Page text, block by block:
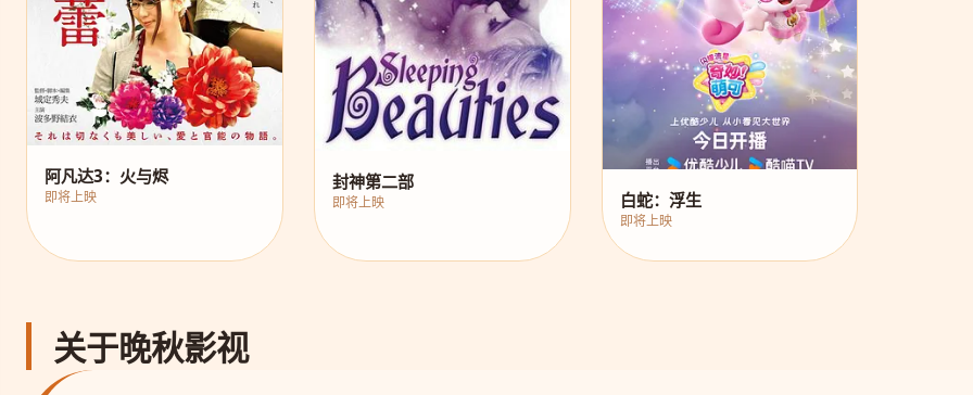
阿凡达3：火与烬
即将上映
封神第二部
即将上映 白蛇：浮生
即将上映
关于晚秋影视